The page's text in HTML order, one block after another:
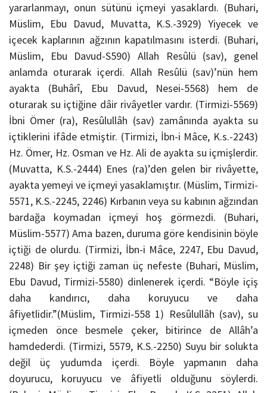
yararlanmayı, onun sütünü içmeyi yasaklardı. (Buhari,
Müslim, Ebu Davud, Muvatta, K.S.-3929) Yiyecek ve
içecek kaplarının ağzının kapatılmasını isterdi. (Buhari,
Müslim, Ebu Davud-S590) Allah Resûlü (sav), genel
anlamda oturarak içerdi. Allah Resûlü (sav)’nün hem
ayakta (Buhârî, Ebu Davud, Nesei-5568) hem de
oturarak su içtiğine dâir rivâyetler vardır. (Tirmizi-5569)
İbni Ömer (ra), Resûlullâh (sav) zamânında ayakta su
içtiklerini ifâde etmiştir. (Tirmizi, İbn-i Mâce, K.s.-2243)
Hz. Ömer, Hz. Osman ve Hz. Ali de ayakta su içmişlerdir.
(Muvatta, K.S.-2444) Enes (ra)’den gelen bir rivâyette,
ayakta yemeyi ve içmeyi yasaklamıştır. (Müslim, Tirmizi-
5571, K.S.-2245, 2246) Kırbanın veya su kabının ağzından
bardağa koymadan içmeyi hoş görmezdi. (Buhari,
Müslim-5577) Ama bazen, duruma göre kendisinin böyle
içtiği de olurdu. (Tirmizi, İbn-i Mâce, 2247, Ebu Davud,
2248) Bir şey içtiği zaman üç nefeste (Buhari, Müslim,
Ebu Davud, Tirmizi-5580) dinlenerek içerdi. “Böyle içiş
daha kandırıcı, daha koruyucu ve daha
âfiyetlidir.”(Müslim, Tirmizi-558 1) Resûlullâh (sav), su
içmeden önce besmele çeker, bitirince de Allâh’a
hamdederdi. (Tirmizi, 5579, K.S.-2250) Suyu bir solukta
değil üç yudumda içerdi. Böyle yapmanın daha
doyurucu, koruyucu ve âfiyetli olduğunu söylerdi.